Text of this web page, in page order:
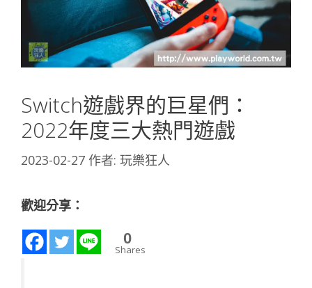
Switch遊戲界的巨星們：
2022年度三大熱門遊戲
2023-02-27 作者: 玩樂狂人
歡迎分享：
0
Shares